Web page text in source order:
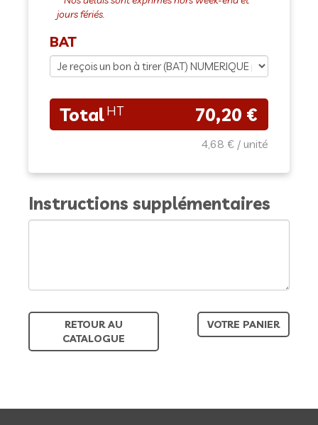
BAT
70,20 €
4,68 €
Instructions supplémentaires
RETOUR AU
CATALOGUE
VOTRE PANIER